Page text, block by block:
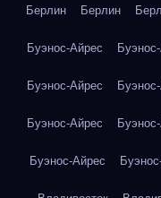
Берлин Берлин
Буэнос-Айрес
Буэнос-Айрес
Буэнос-Айрес
Буэнос-Айрес